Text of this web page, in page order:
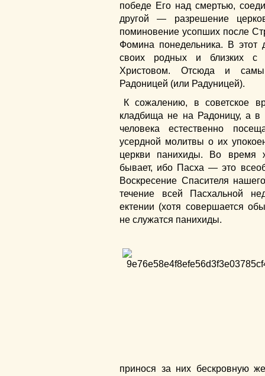
победе Его над смертью,
другой — разрешение
поминовение усопших после
Фомина понедельника. В
своих родных и близких с
Христовом. Отсюда и
Радоницей (или Радуницей).
К сожалению, в советское
кладбища не на Радоницу, а
человека естественно
усердной молитвы о их
церкви панихиды. Во время
бывает, ибо Пасха — это
Воскресение Спасителя
течение всей Пасхальной
ектении (хотя совершается
не служатся панихиды.
принося за них бескровную